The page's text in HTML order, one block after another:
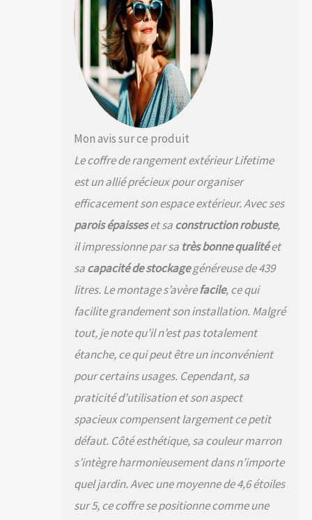
Mon avis sur ce produit
Le coffre de rangement extérieur Lifetime
est un allié précieux pour organiser
efficacement son espace extérieur. Avec ses
parois épaisseset saconstruction robuste,
il impressionne par sa très bonne qualitéet
sacapacité de stockagegénéreuse de 439
litres. Le montage s’avèrefacile, ce qui
facilite grandement son installation. Malgré
tout, je note qu’il n’est pas totalement
étanche, ce qui peut être un inconvénient
pour certains usages. Cependant, sa
praticité d’utilisation et son aspect
spacieux compensent largement ce petit
défaut. Côté esthétique, sa couleur marron
s’intègre harmonieusement dans n’importe
quel jardin. Avec une moyenne de 4,6 étoiles
sur 5, ce coffre se positionne comme une